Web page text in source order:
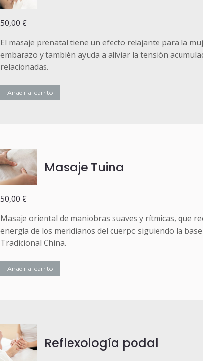
50,00 €
El masaje prenatal tiene un efecto relajante para la
embarazo y también ayuda a aliviar la tensión
relacionadas.
Añadir al carrito
Masaje Tuina
50,00 €
Masaje oriental de maniobras suaves y rítmicas, que
energía de los meridianos del cuerpo siguiendo la
Tradicional China.
Añadir al carrito
Reflexología podal